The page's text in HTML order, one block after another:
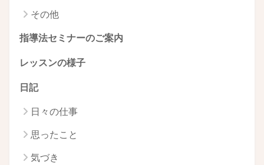
その他
指導法セミナーのご案内
レッスンの様子
日記
日々の仕事
思ったこと
気づき